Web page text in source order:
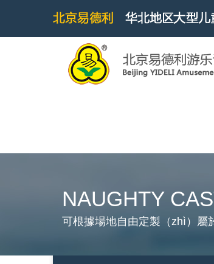
NAUGHTY
可根據場地自由定製（zhì）屬